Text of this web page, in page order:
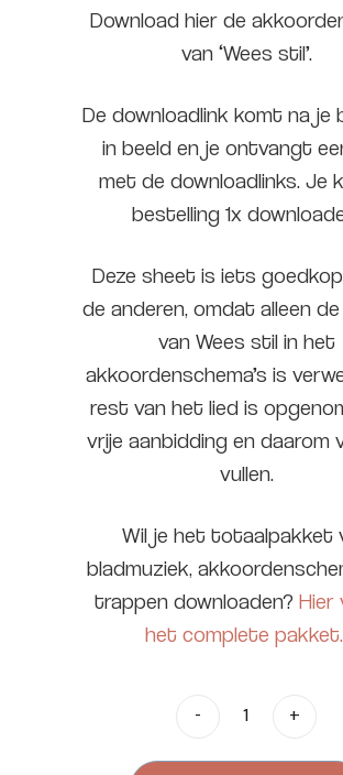
Download hier de
van ‘Wees stil’.
De downloadlink komt na je
in beeld en je ontvangt
met de downloadlinks. Je
bestelling 1x
Deze sheet is iets
de anderen, omdat alleen de
van Wees stil in het
akkoordenschema’s is
rest van het lied is
vrije aanbidding en daarom
vullen.
Wil je het totaalpakket
bladmuziek,
trappen downloaden? Hier
het complete pakket.
- +